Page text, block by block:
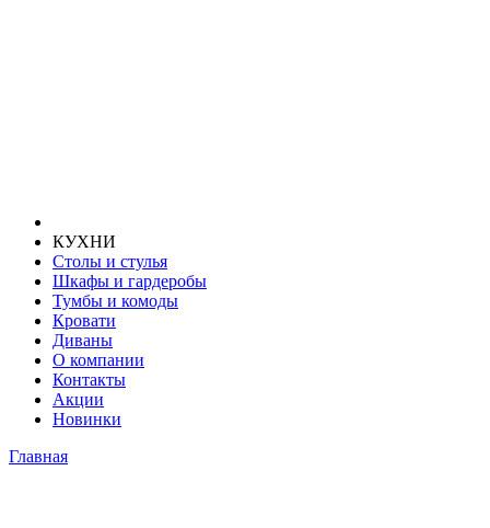
КУХНИ
Столы и стулья
Шкафы и гардеробы
Тумбы и комоды
Кровати
Диваны
О компании
Контакты
Акции
Новинки
Главная